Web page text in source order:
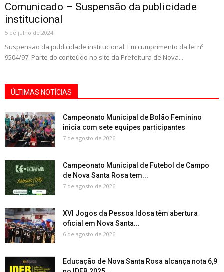
Comunicado – Suspensão da publicidade
institucional
5 de julho de 2024
Suspensão da publicidade institucional. Em cumprimento da lei nº
9504/97. Parte do conteúdo no site da Prefeitura de Nova...
ÚLTIMAS NOTÍCIAS
Campeonato Municipal de Bolão Feminino
inicia com sete equipes participantes
7 de agosto de 2026
Campeonato Municipal de Futebol de Campo
de Nova Santa Rosa tem...
7 de agosto de 2026
XVI Jogos da Pessoa Idosa têm abertura
oficial em Nova Santa...
6 de agosto de 2026
Educação de Nova Santa Rosa alcança nota 6,9